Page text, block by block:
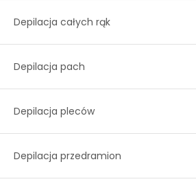
Depilacja całych rąk
Depilacja pach
Depilacja pleców
Depilacja przedramion